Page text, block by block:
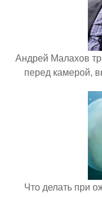
Андрей Малахов
перед камерой,
Что делать при